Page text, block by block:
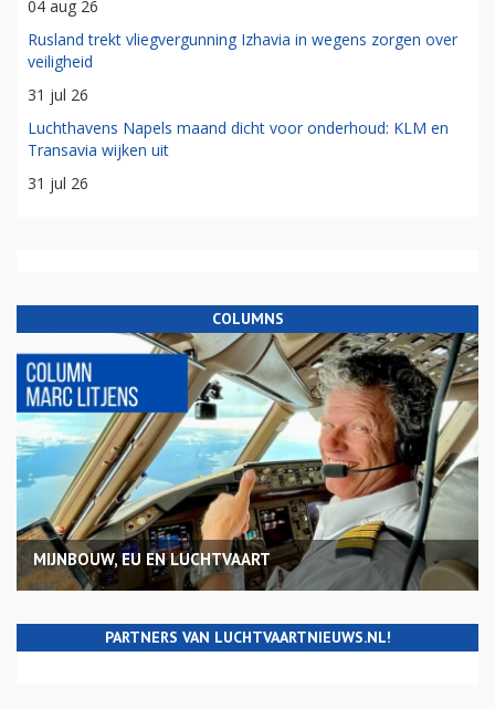
04 aug 26
Rusland trekt vliegvergunning Izhavia in wegens zorgen over
veiligheid
31 jul 26
Luchthavens Napels maand dicht voor onderhoud: KLM en
Transavia wijken uit
31 jul 26
COLUMNS
MIJNBOUW, EU EN LUCHTVAART
PARTNERS VAN LUCHTVAARTNIEUWS.NL!